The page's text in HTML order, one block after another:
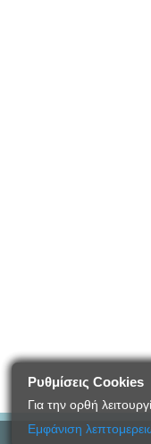
Ρυθμίσεις Cookies
Για την ορθή
Eμφάνιση